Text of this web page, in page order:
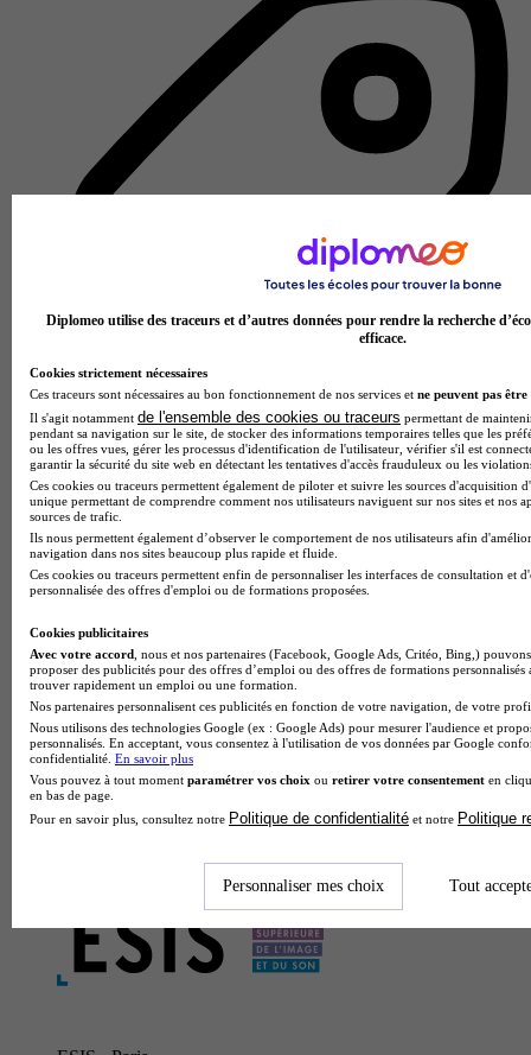
École de gestion et de commerce
Voir l’établissement
Diplomeo utilise des traceurs et d’autres données pour rendre la recherche
efficace.
Cookies strictement nécessaires
Ces traceurs sont nécessaires au bon fonctionnement de nos services et ne peuvent pas être
Il s'agit notamment de l'ensemble des cookies ou traceurs permettant de
pendant sa navigation sur le site, de stocker des informations temporaires telles que les
ou les offres vues, gérer les processus d'identification de l'utilisateur, vérifier s'il est
garantir la sécurité du site web en détectant les tentatives d'accès frauduleux ou les
Ces cookies ou traceurs permettent également de piloter et suivre les sources d'acquisition
unique permettant de comprendre comment nos utilisateurs naviguent sur nos sites et nos
sources de trafic.
Ils nous permettent également d’observer le comportement de nos utilisateurs afin
navigation dans nos sites beaucoup plus rapide et fluide.
Ces cookies ou traceurs permettent enfin de personnaliser les interfaces de consultation et
personnalisée des offres d'emploi ou de formations proposées.
Cookies publicitaires
Avec votre accord , nous et nos partenaires (Facebook, Google Ads, Critéo, Bing,)
proposer des publicités pour des offres d’emploi ou des offres de formations
trouver rapidement un emploi ou une formation.
Nos partenaires personnalisent ces publicités en fonction de votre navigation, de votre
Nous utilisons des technologies Google (ex : Google Ads) pour mesurer l'audience et
personnalisés. En acceptant, vous consentez à l'utilisation de vos données par Google
confidentialité. En savoir plus
Vous pouvez à tout moment paramétrer vos choix ou retirer votre consentement en
en bas de page.
Pour en savoir plus, consultez notre Politique de confidentialité et notre Politique
Personnaliser mes choix Tout